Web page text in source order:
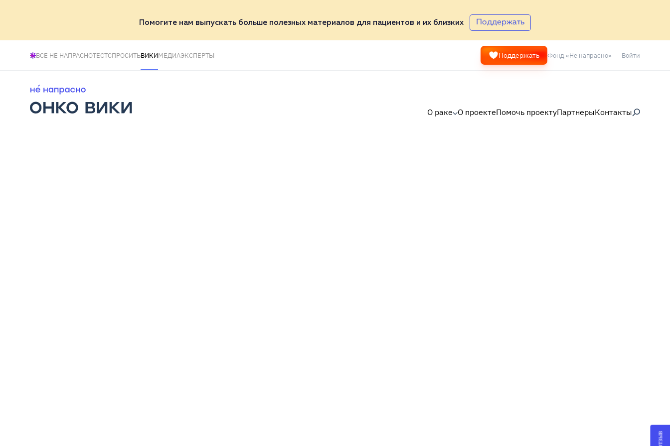
Помогите нам выпускать больше полезных материалов для пациентов и их близких Поддержать
ВСЕ НЕ НАПРАСНОТЕСТСПРОСИТЬВИКИМЕДИАЭКСПЕРТЫ Поддержать Фонд «Не напрасно» Войти
О раке О проектеПомочь проектуПартнерыКонтакты